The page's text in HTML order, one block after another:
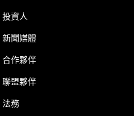
投資人
新聞媒體
合作夥伴
聯盟夥伴
法務